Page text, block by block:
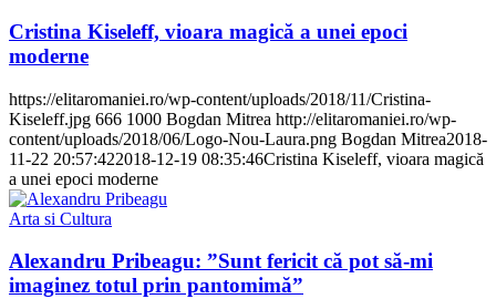
Cristina Kiseleff, vioara magică a unei epoci
moderne
https://elitaromaniei.ro/wp-content/uploads/2018/11/Cristina-
Kiseleff.jpg 666 1000 Bogdan Mitrea http://elitaromaniei.ro/wp-
content/uploads/2018/06/Logo-Nou-Laura.png Bogdan Mitrea2018-
11-22 20:57:422018-12-19 08:35:46Cristina Kiseleff, vioara magică
a unei epoci moderne
Arta si Cultura
Alexandru Pribeagu: ”Sunt fericit că pot să-mi
imaginez totul prin pantomimă”